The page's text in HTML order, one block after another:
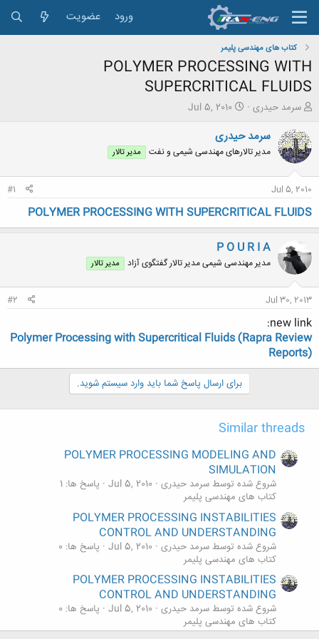
ورود عضویت
کتاب های مهندسی پلیمر
POLYMER PROCESSING WITH
SUPERCRITICAL FLUIDS
ش
و
ع
ک
ن
د
ه
ض
و
ع
سرمد حیدری
ت
ر
خ
ع
Jul 5, 2010
سرمد حیدری
مدیر تالارهای مهندسی شیمی و نفت مدیر تالار
Jul 5, 2010
#1
POLYMER PROCESSING WITH SUPERCRITICAL FLUIDS
P O U R I A
مدیر مهندسی شیمی مدیر تالار گفتگوی آزاد مدیر تالار
Jul 30, 2013
#2
new link:
Polymer Processing with Supercritical Fluids (Rapra Review
Reports)
برای ارسال پاسخ شما باید وارد سیستم شوید.
Similar threads
POLYMER PROCESSING MODELING AND
SIMULATION
شروع شده توسط سرمد حیدری Jul 5, 2010 پاسخ ها: 1
کتاب های مهندسی پلیمر
POLYMER PROCESSING INSTABILITIES
CONTROL AND UNDERSTANDING
شروع شده توسط سرمد حیدری Jul 5, 2010 پاسخ ها: 0
کتاب های مهندسی پلیمر
POLYMER PROCESSING INSTABILITIES
CONTROL AND UNDERSTANDING
شروع شده توسط سرمد حیدری Jul 5, 2010 پاسخ ها: 0
کتاب های مهندسی پلیمر